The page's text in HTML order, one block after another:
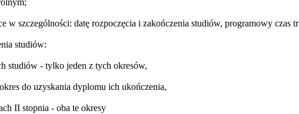
w szczególności: datę rozpoczęcia i zakończenia studiów, programowy czas
studiów:
studiów - tylko jeden z tych okresów,
do uzyskania dyplomu ich ukończenia,
II stopnia - oba te okresy